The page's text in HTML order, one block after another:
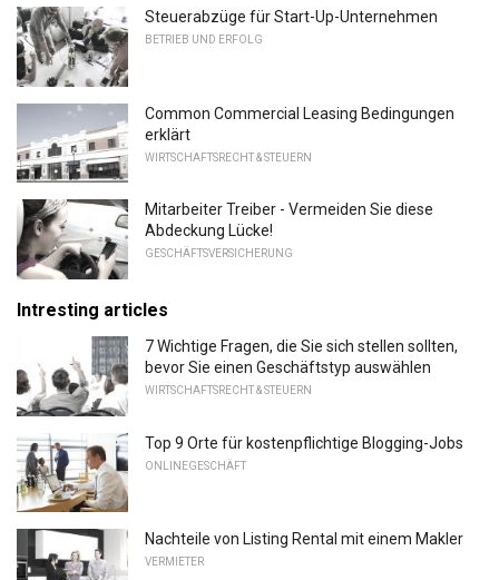
Steuerabzüge für Start-Up-Unternehmen
BETRIEB UND ERFOLG
Common Commercial Leasing Bedingungen
erklärt
WIRTSCHAFTSRECHT & STEUERN
Mitarbeiter Treiber - Vermeiden Sie diese
Abdeckung Lücke!
GESCHÄFTSVERSICHERUNG
Intresting articles
7 Wichtige Fragen, die Sie sich stellen sollten,
bevor Sie einen Geschäftstyp auswählen
WIRTSCHAFTSRECHT & STEUERN
Top 9 Orte für kostenpflichtige Blogging-Jobs
ONLINEGESCHÄFT
Nachteile von Listing Rental mit einem Makler
VERMIETER